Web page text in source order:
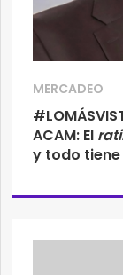
MERCADEO
ACAM: El
y todo